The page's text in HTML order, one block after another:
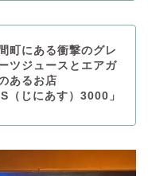
町にある衝撃のグレ
ツジュースとエアガ
あるお店
（じにあす）3000」